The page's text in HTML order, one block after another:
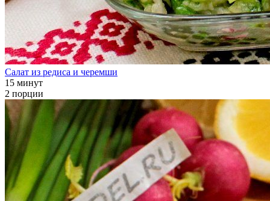
Салат из редиса и черемши
15 минут
2 порции